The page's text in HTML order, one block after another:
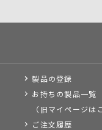
製品の登録
お持ちの製品一覧
（旧マイページは
ご注文履歴